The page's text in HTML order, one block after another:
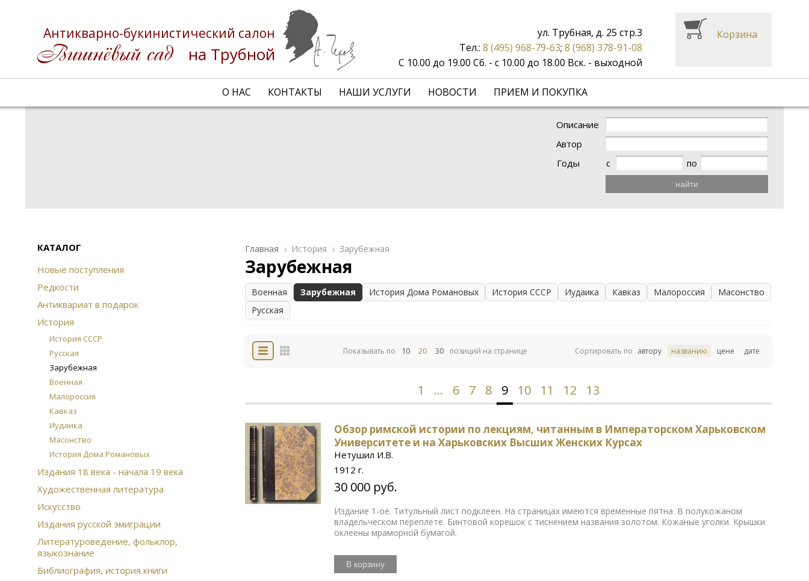
Антикварно-букинистический салон
на Трубной
О НАС КОНТАКТЫ НАШИ УСЛУГИ НОВОСТИ ПРИЕМ И ПОКУПКА
ул. Трубная, д. 25 стр.3
Тел.: 8 (495) 968-79-63; 8 (968) 378-91-08
С 10.00 до 19.00 Сб. - с 10.00 до 18.00 Вск. - выходной
Корзина
Описание
Автор
Годы
с по
найти
КАТАЛОГ
Новые поступления
Редкости
Антиквариат в подарок
История
История СССР
Русская
Зарубежная
Военная
Малороссия
Кавказ
Иудаика
Масонство
История Дома Романовых
Издания 18 века - начала 19 века
Художественная литература
Искусство
Издания русской эмиграции
Литературоведение, фольклор,
языкознание
Библиография, история книги
Главная История Зарубежная
Зарубежная
Военная Зарубежная История Дома Романовых История СССР Иудаика Кавказ Малороссия
Масонство
Русская
Показывать по 10 20 30 позиций на странице Сортировать по автору названию цене дате
1 … 6 7 8 9 10 11 12 13
Обзор римской истории по лекциям, читанным в Императорском Харьковском
Университете и на Харьковских Высших Женских Курсах
Нетушил И.В.
1912 г.
30 000 руб.
Издание 1-ое. Титульный лист подклеен. На страницах имеются временные пятна. В полукожаном
владельческом переплете. Бинтовой корешок с тиснением названия золотом. Кожаные уголки. Крышки
оклеены мраморной бумагой.
В корзину